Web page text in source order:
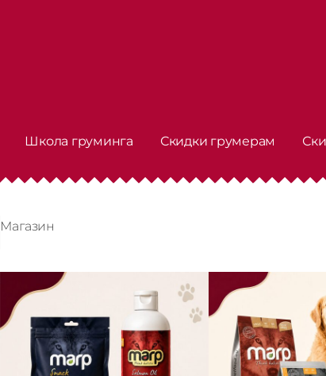
Школа груминга Скидки грумерам
Магазин